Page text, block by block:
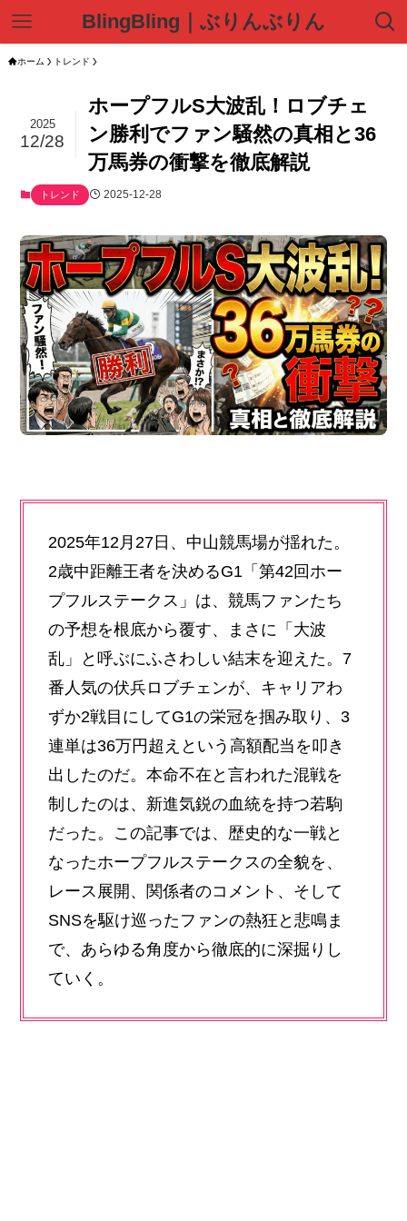
BlingBling｜ぶりんぶりん
ホーム トレンド
ホープフルS大波乱！ロブチェ
ン勝利でファン騒然の真相と36
万馬券の衝撃を徹底解説
2025
12/28
トレンド 2025-12-28
2025年12月27日、中山競馬場が揺れた。
2歳中距離王者を決めるG1「第42回ホー
プフルステークス」は、競馬ファンたち
の予想を根底から覆す、まさに「大波
乱」と呼ぶにふさわしい結末を迎えた。7
番人気の伏兵ロブチェンが、キャリアわ
ずか2戦目にしてG1の栄冠を掴み取り、3
連単は36万円超えという高額配当を叩き
出したのだ。本命不在と言われた混戦を
制したのは、新進気鋭の血統を持つ若駒
だった。この記事では、歴史的な一戦と
なったホープフルステークスの全貌を、
レース展開、関係者のコメント、そして
SNSを駆け巡ったファンの熱狂と悲鳴ま
で、あらゆる角度から徹底的に深掘りし
ていく。